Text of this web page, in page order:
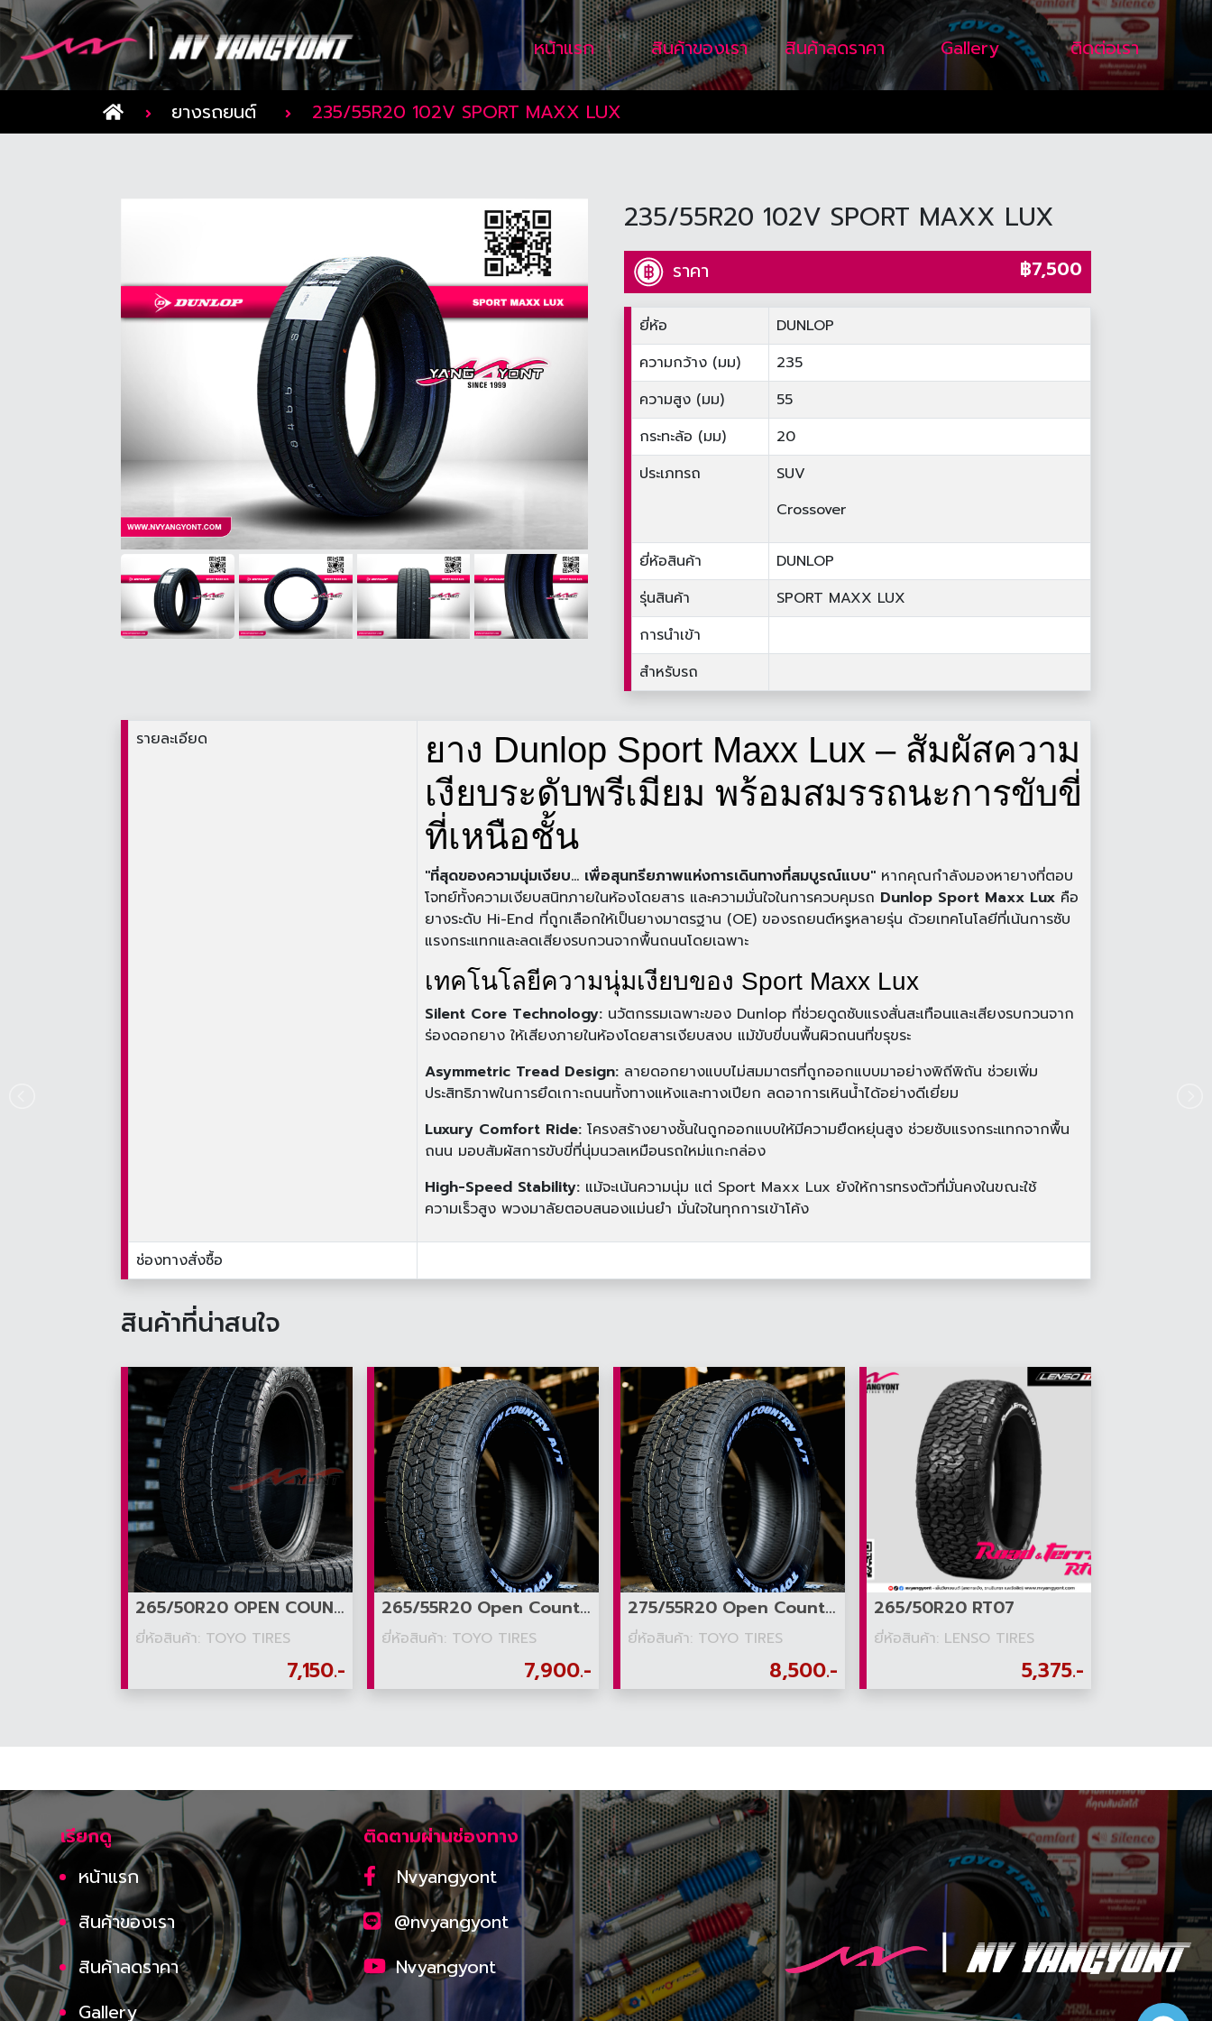
หน้าแรก สินค้าของเรา สินค้าลดราคา Gallery ติดต่อเรา
ยางรถยนต์ 235/55R20 102V SPORT MAXX LUX
235/55R20 102V SPORT MAXX LUX
ราคา ฿7,500
ยี่ห้อ
DUNLOP
ความกว้าง (มม)
235
ความสูง (มม)
55
กระทะล้อ (มม)
20
ประเภทรถ
SUV
Crossover
ยี่ห้อสินค้า
DUNLOP
รุ่นสินค้า
SPORT MAXX LUX
การนำเข้า
สำหรับรถ
รายละเอียด
ยาง Dunlop Sport Maxx Lux – สัมผัสความ
เงียบระดับพรีเมียม พร้อมสมรรถนะการขับขี่
ที่เหนือชั้น
"ที่สุดของความนุ่มเงียบ... เพื่อสุนทรียภาพแห่งการเดินทางที่สมบูรณ์แบบ" หากคุณกำลังมองหายางที่ตอบ
โจทย์ทั้งความเงียบสนิทภายในห้องโดยสาร และความมั่นใจในการควบคุมรถ Dunlop Sport Maxx Lux คือ
ยางระดับ Hi-End ที่ถูกเลือกให้เป็นยางมาตรฐาน (OE) ของรถยนต์หรูหลายรุ่น ด้วยเทคโนโลยีที่เน้นการซับ
แรงกระแทกและลดเสียงรบกวนจากพื้นถนนโดยเฉพาะ
เทคโนโลยีความนุ่มเงียบของ Sport Maxx Lux
Silent Core Technology: นวัตกรรมเฉพาะของ Dunlop ที่ช่วยดูดซับแรงสั่นสะเทือนและเสียงรบกวนจาก
ร่องดอกยาง ให้เสียงภายในห้องโดยสารเงียบสงบ แม้ขับขี่บนพื้นผิวถนนที่ขรุขระ
Asymmetric Tread Design: ลายดอกยางแบบไม่สมมาตรที่ถูกออกแบบมาอย่างพิถีพิถัน ช่วยเพิ่ม
ประสิทธิภาพในการยึดเกาะถนนทั้งทางแห้งและทางเปียก ลดอาการเหินน้ำได้อย่างดีเยี่ยม
Luxury Comfort Ride: โครงสร้างยางชั้นในถูกออกแบบให้มีความยืดหยุ่นสูง ช่วยซับแรงกระแทกจากพื้น
ถนน มอบสัมผัสการขับขี่ที่นุ่มนวลเหมือนรถใหม่แกะกล่อง
High-Speed Stability: แม้จะเน้นความนุ่ม แต่ Sport Maxx Lux ยังให้การทรงตัวที่มั่นคงในขณะใช้
ความเร็วสูง พวงมาลัยตอบสนองแม่นยำ มั่นใจในทุกการเข้าโค้ง
ช่องทางสั่งซื้อ
สินค้าที่น่าสนใจ
265/50R20 OPEN COUNTRY A/T III
ยี่ห้อสินค้า: TOYO TIRES
7,150.-
265/55R20 Open Country AT3 white letter
ยี่ห้อสินค้า: TOYO TIRES
7,900.-
275/55R20 Open Country AT3 White Letter
ยี่ห้อสินค้า: TOYO TIRES
8,500.-
265/50R20 RT07
ยี่ห้อสินค้า: LENSO TIRES
5,375.-
เรียกดู
หน้าแรก
สินค้าของเรา
สินค้าลดราคา
Gallery
ติดตามผ่านช่องทาง
Nvyangyont
@nvyangyont
Nvyangyont